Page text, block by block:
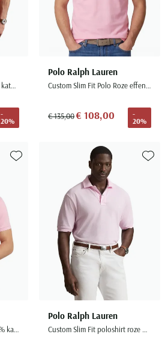
Big & Tall T-Shirt roze effen katoen
-
20%
Polo Ralph Lauren
Custom Slim Fit Polo Roze effen paars logo
€ 135,00€ 108,00
-
20%
polo slim fit roze effen 100% katoen
Toevoegen aan favorieten
Polo Ralph Lauren
Custom Slim Fit poloshirt roze pique